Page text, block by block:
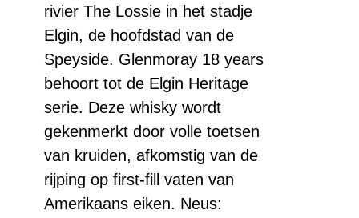
rivier The Lossie in het stadje
Elgin, de hoofdstad van de
Speyside. Glenmoray 18 years
behoort tot de Elgin Heritage
serie. Deze whisky wordt
gekenmerkt door volle toetsen
van kruiden, afkomstig van de
rijping op first-fill vaten van
Amerikaans eiken. Neus: